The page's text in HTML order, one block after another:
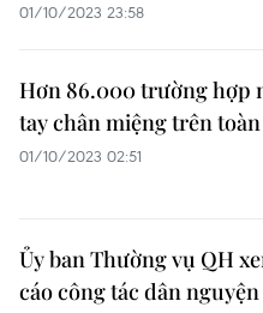
01/10/2023 23:58
Hơn 86.000 trường hợp
tay chân miệng trên
01/10/2023 02:51
Ủy ban Thường vụ QH
cáo công tác dân